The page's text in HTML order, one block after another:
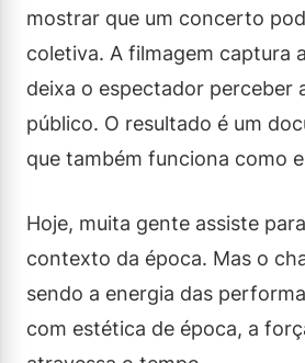
mostrar que um concerto
coletiva. A filmagem captura
deixa o espectador perceber
público. O resultado é um
que também funciona como
Hoje, muita gente assiste
contexto da época. Mas o
sendo a energia das
com estética de época, a